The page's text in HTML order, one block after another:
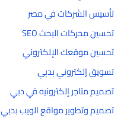
تأسيس الشركات في مصر
تحسين محركات البحث SEO
تحسين موقعك الإلكتروني
تسويق إلكتروني بدبي
تصميم متاجر إلكترونيه في دبي
تصميم وتطوير مواقع الويب بدبي